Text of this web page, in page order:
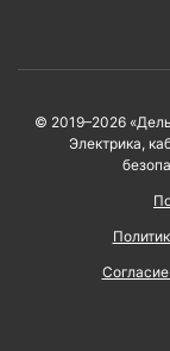
© 2019–2026
Электрика,